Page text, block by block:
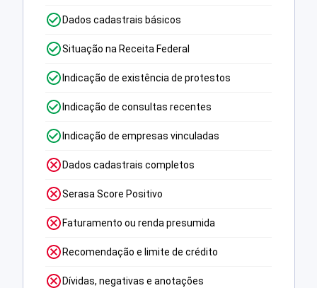
Dados cadastrais básicos
Situação na Receita Federal
Indicação de existência de protestos
Indicação de consultas recentes
Indicação de empresas vinculadas
Dados cadastrais completos
Serasa Score Positivo
Faturamento ou renda presumida
Recomendação e limite de crédito
Dívidas, negativas e anotações